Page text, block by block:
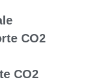
CO2
CO2